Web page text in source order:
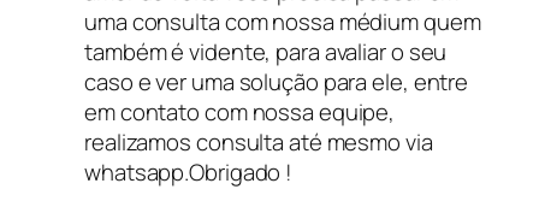
uma consulta com nossa médium quem
também é vidente, para avaliar o seu
caso e ver uma solução para ele, entre
em contato com nossa equipe,
realizamos consulta até mesmo via
whatsapp.Obrigado !